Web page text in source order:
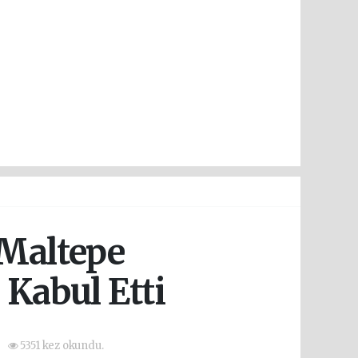
Kabul Etti
5351 kez okundu.